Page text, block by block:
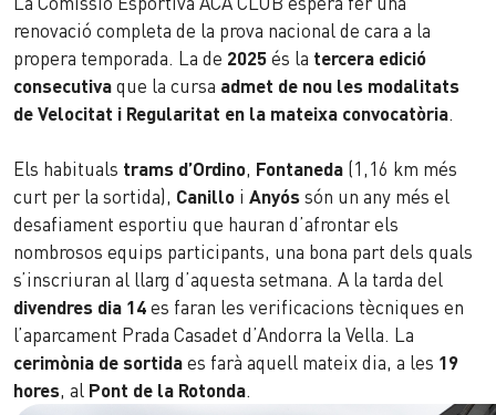
renovació completa de la prova nacional de cara a la
propera temporada. La de 2025és la tercera edició
consecutivaque la cursa admet de nou les modalitats
de Velocitat i Regularitat en la mateixa convocatòria.
Els habituals trams d’Ordino, Fontaneda (1,16 km més
curt per la sortida), Canillo i Anyóssón un any més el
desafiament esportiu que hauran d’afrontar els
nombrosos equips participants, una bona part dels quals
s’inscriuran al llarg d’aquesta setmana. A la tarda del
divendres dia 14es faran les verificacions tècniques en
l’aparcament Prada Casadet d’Andorra la Vella. La
cerimònia de sortidaes farà aquell mateix dia, a les 19
hores, al Pont de la Rotonda.